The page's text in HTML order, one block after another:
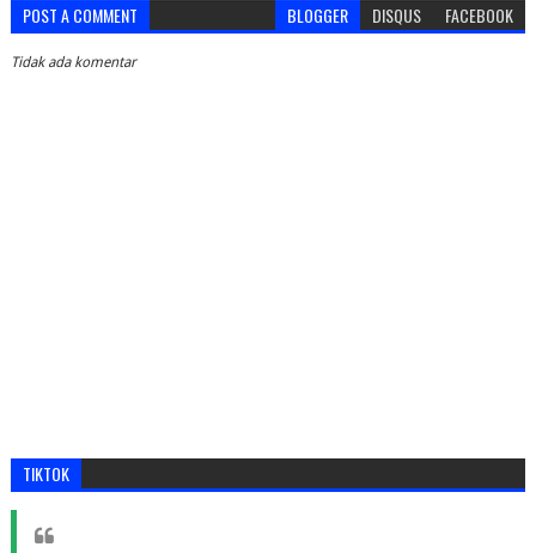
POST A COMMENT BLOGGER DISQUS FACEBOOK
Tidak ada komentar
TIKTOK